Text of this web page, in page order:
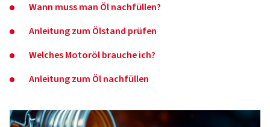
Wann muss man Öl nachfüllen?
Anleitung zum Ölstand prüfen
Welches Motoröl brauche ich?
Anleitung zum Öl nachfüllen